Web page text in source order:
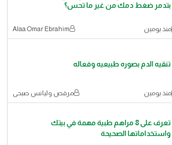
بتدمر ضغط دمك من غير ما تحس؟
منذ يومين Alaa Omar Ebrahim
تنقيه الدم بصوره طبيعيه وفعاله
منذ يومين مرقص وليانس صبحى
تعرف على 8 مراهم طبية مهمة في بيتك
واستخداماتها الصحيحة